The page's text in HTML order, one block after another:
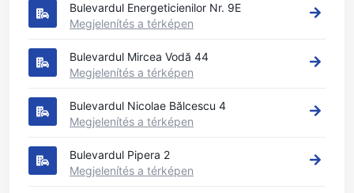
Bulevardul Energeticienilor Nr. 9E
Megjelenítés a térképen
Bulevardul Mircea Vodă 44
Megjelenítés a térképen
Bulevardul Nicolae Bălcescu 4
Megjelenítés a térképen
Bulevardul Pipera 2
Megjelenítés a térképen